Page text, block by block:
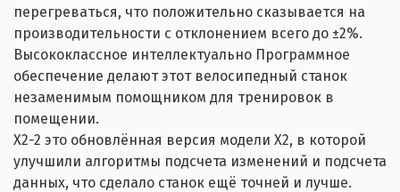
перегреваться, что положительно сказывается на
производительности с отклонением всего до ±2%.
Высококлассное интеллектуально Программное
обеспечение делают этот велосипедный станок
незаменимым помощником для тренировок в
помещении.
X2-2 это обновлённая версия модели X2, в которой
улучшили алгоритмы подсчета изменений и подсчета
данных, что сделало станок ещё точней и лучше.